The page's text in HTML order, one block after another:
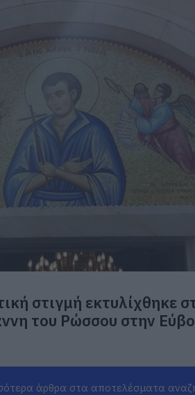
στιγμή εκτυλίχθηκε
του Ρώσσου στην
άρθρα στα αποτελέσματα